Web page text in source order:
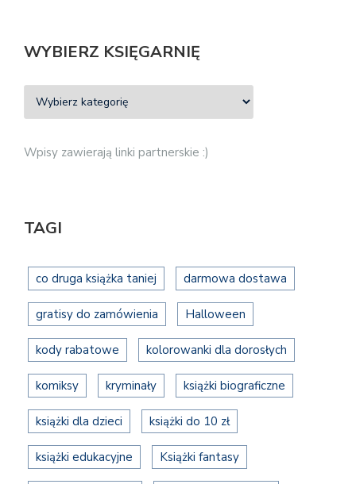
WYBIERZ KSIĘGARNIĘ
Wpisy zawierają linki partnerskie :)
TAGI
co druga książka taniej darmowa dostawa
gratisy do zamówienia Halloween
kody rabatowe kolorowanki dla dorosłych
komiksy kryminały książki biograficzne
książki dla dzieci książki do 10 zł
książki edukacyjne Książki fantasy